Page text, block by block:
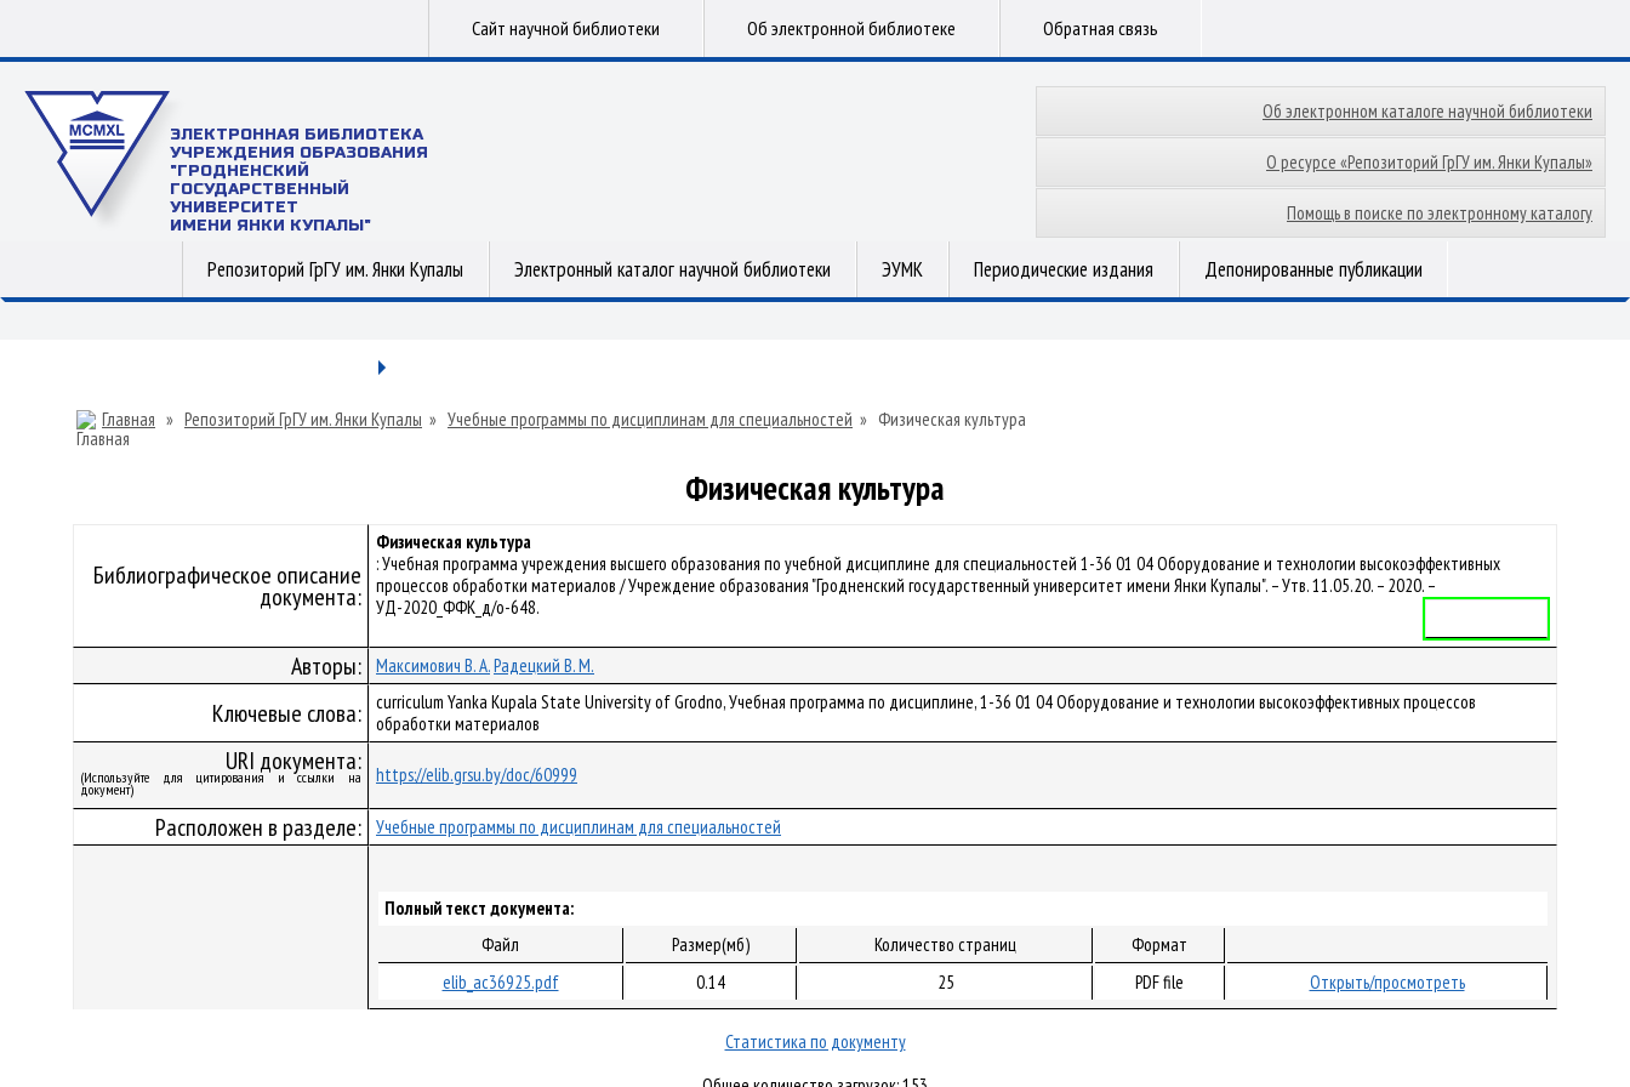
Сайт научной библиотеки Об электронной библиотеке Обратная связь
ЭЛЕКТРОННАЯ БИБЛИОТЕКА
УЧРЕЖДЕНИЯ ОБРАЗОВАНИЯ
"ГРОДНЕНСКИЙ
ГОСУДАРСТВЕННЫЙ
УНИВЕРСИТЕТ
ИМЕНИ ЯНКИ КУПАЛЫ"
Об электронном каталоге научной библиотеки
О ресурсе «Репозиторий ГрГУ им. Янки Купалы»
Помощь в поиске по электронному каталогу
Репозиторий ГрГУ им. Янки Купалы Электронный каталог научной библиотеки ЭУМК Периодические издания Депонированные публикации
Главная » Репозиторий ГрГУ им. Янки Купалы » Учебные программы по дисциплинам для специальностей » Физическая культура
Физическая культура
Библиографическое описание
документа:
Физическая культура
: Учебная программа учреждения высшего образования по учебной дисциплине для специальностей 1-36 01 04 Оборудование и технологии высокоэффективных
процессов обработки материалов / Учреждение образования "Гродненский государственный университет имени Янки Купалы". – Утв. 11.05.20. – 2020. –
УД-2020_ФФК_д/о-648.
Авторы: Максимович В. А.Радецкий В. М.
Ключевые слова:
curriculum Yanka Kupala State University of Grodno, Учебная программа по дисциплине, 1-36 01 04 Оборудование и технологии высокоэффективных процессов
обработки материалов
URI документа:
(Используйте для цитирования и ссылки на
документ)
https://elib.grsu.by/doc/60999
Расположен в разделе: Учебные программы по дисциплинам для специальностей
Полный текст документа:
Файл
Размер(мб) Количество страниц
Формат
elib_ac36925.pdf
0.14 25 PDF file Открыть/просмотреть
Статистика по документу